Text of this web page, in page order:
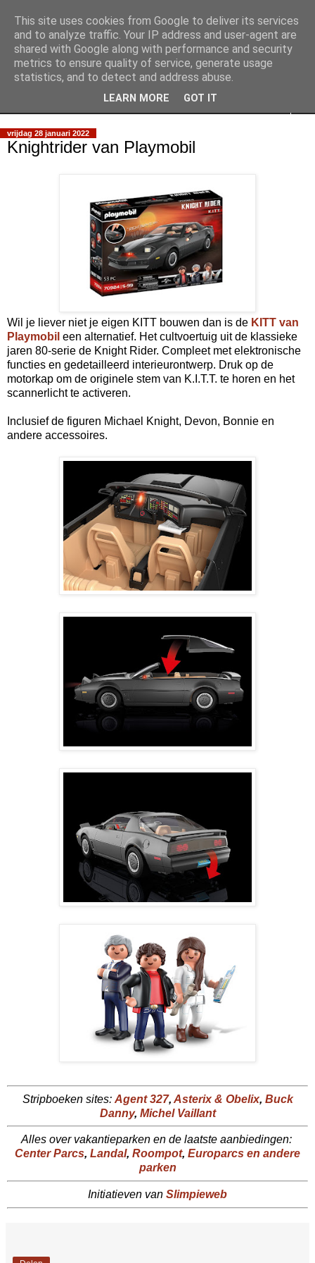
Slimpie Blog
Weblog van Walter Slimmens
vrijdag 28 januari 2022
Knightrider van Playmobil
Wil je liever niet je eigen KITT bouwen dan is de KITT van
Playmobil een alternatief. Het cultvoertuig uit de klassieke
jaren 80-serie de Knight Rider. Compleet met elektronische
functies en gedetailleerd interieurontwerp. Druk op de
motorkap om de originele stem van K.I.T.T. te horen en het
scannerlicht te activeren.
Inclusief de figuren Michael Knight, Devon, Bonnie en
andere accessoires.
Stripboeken sites: Agent 327, Asterix & Obelix, Buck
Danny, Michel Vaillant
Alles over vakantieparken en de laatste aanbiedingen:
Center Parcs, Landal, Roompot, Europarcs en andere
parken
Initiatieven van Slimpieweb
This site uses cookies from Google to deliver its services
and to analyze traffic. Your IP address and user-agent are
shared with Google along with performance and security
metrics to ensure quality of service, generate usage
statistics, and to detect and address abuse.
LEARN MORE GOT IT